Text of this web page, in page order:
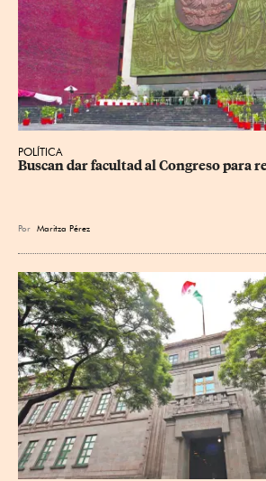
POLÍTICA
Buscan dar facultad al Congreso para
Por Maritza Pérez